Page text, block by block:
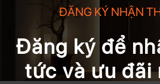
ĐĂNG KÝ NHẬN
Đăng ký để
tức và ưu đãi